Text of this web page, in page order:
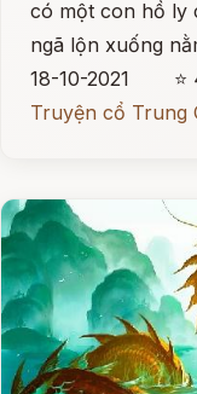
có một con hồ ly
ngã lộn xuống
18-10-2021
⭐
Truyện cổ Trung